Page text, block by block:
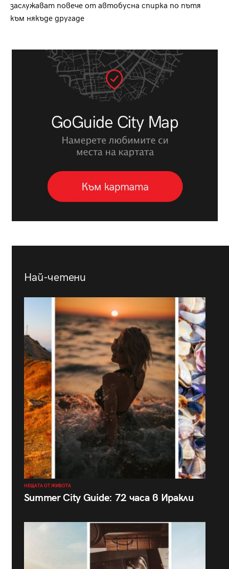
заслужават повече от автобусна спирка по пътя
към някъде другаде
Най-четени
НЕЩАТА ОТ ЖИВОТА
Summer City Guide: 72 часа в Иракли